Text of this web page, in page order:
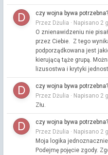
czy wojna bywa potrzebna?
Przez Dżulia · Napisano 2
O znienawidzeniu nie
przez Ciebie. Z tego
podporządkowana jest
kierującą tąże grupą.
lizusostwa i krytyki
czy wojna bywa potrzebna?
Przez Dżulia · Napisano 2
Złu.
czy wojna bywa potrzebna?
Przez Dżulia · Napisano 2
Moja logika
Podejmę pojęcie zgody.